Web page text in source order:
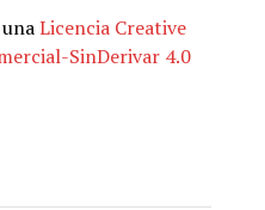
Licencia Creative
SinDerivar 4.0